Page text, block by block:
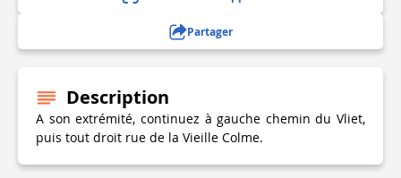
Partager
Description
A son extrémité, continuez à gauche chemin du Vliet,
puis tout droit rue de la Vieille Colme.